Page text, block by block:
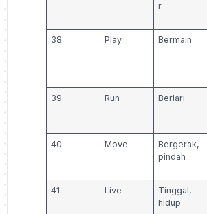
r
38 Play Bermain
39 Run Berlari
40 Move
Bergerak,
pindah
41 Live
Tinggal,
hidup